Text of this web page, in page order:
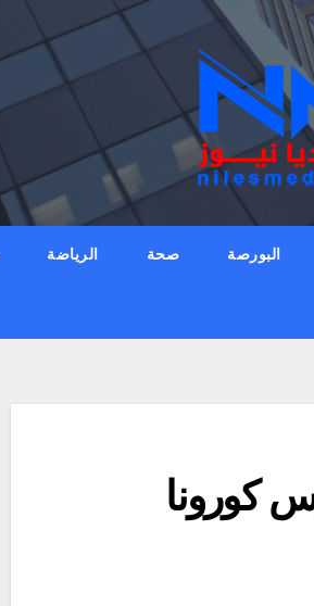
البورصة صحة الرياضة